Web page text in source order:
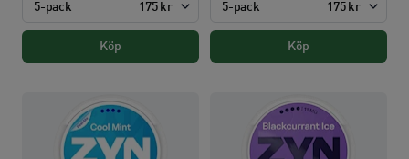
5-pack 175 kr
Köp
5-pack 175 kr
Köp